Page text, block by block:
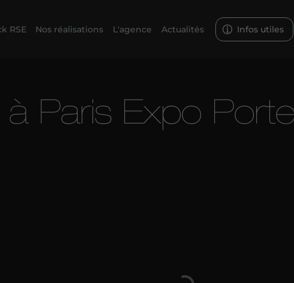
RSE Nos réalisations L'agence Actualités Infos utiles
Paris Expo